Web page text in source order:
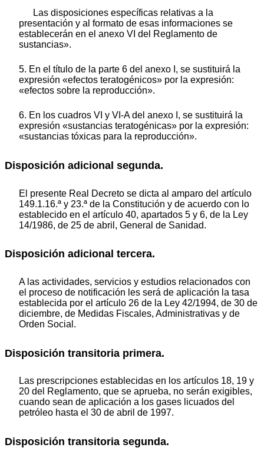
Las disposiciones específicas relativas a la
presentación y al formato de esas informaciones se
establecerán en el anexo VI del Reglamento de
sustancias».
5. En el título de la parte 6 del anexo I, se sustituirá la
expresión «efectos teratogénicos» por la expresión:
«efectos sobre la reproducción».
6. En los cuadros VI y VI-A del anexo I, se sustituirá la
expresión «sustancias teratogénicas» por la expresión:
«sustancias tóxicas para la reproducción».
Disposición adicional segunda.
El presente Real Decreto se dicta al amparo del artículo
149.1.16.ª y 23.ª de la Constitución y de acuerdo con lo
establecido en el artículo 40, apartados 5 y 6, de la Ley
14/1986, de 25 de abril, General de Sanidad.
Disposición adicional tercera.
A las actividades, servicios y estudios relacionados con
el proceso de notificación les será de aplicación la tasa
establecida por el artículo 26 de la Ley 42/1994, de 30 de
diciembre, de Medidas Fiscales, Administrativas y de
Orden Social.
Disposición transitoria primera.
Las prescripciones establecidas en los artículos 18, 19 y
20 del Reglamento, que se aprueba, no serán exigibles,
cuando sean de aplicación a los gases licuados del
petróleo hasta el 30 de abril de 1997.
Disposición transitoria segunda.